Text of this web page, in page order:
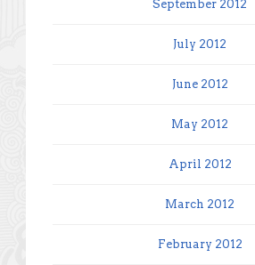
September 2012
July 2012
June 2012
May 2012
April 2012
March 2012
February 2012